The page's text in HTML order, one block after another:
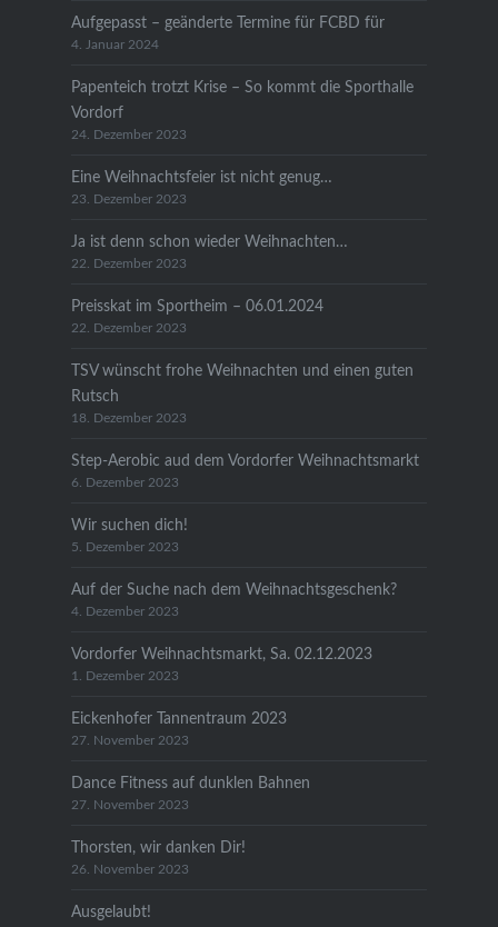
Aufgepasst – geänderte Termine für FCBD für
4. Januar 2024
Papenteich trotzt Krise – So kommt die Sporthalle
Vordorf
24. Dezember 2023
Eine Weihnachtsfeier ist nicht genug…
23. Dezember 2023
Ja ist denn schon wieder Weihnachten…
22. Dezember 2023
Preisskat im Sportheim – 06.01.2024
22. Dezember 2023
TSV wünscht frohe Weihnachten und einen guten
Rutsch
18. Dezember 2023
Step-Aerobic aud dem Vordorfer Weihnachtsmarkt
6. Dezember 2023
Wir suchen dich!
5. Dezember 2023
Auf der Suche nach dem Weihnachtsgeschenk?
4. Dezember 2023
Vordorfer Weihnachtsmarkt, Sa. 02.12.2023
1. Dezember 2023
Eickenhofer Tannentraum 2023
27. November 2023
Dance Fitness auf dunklen Bahnen
27. November 2023
Thorsten, wir danken Dir!
26. November 2023
Ausgelaubt!